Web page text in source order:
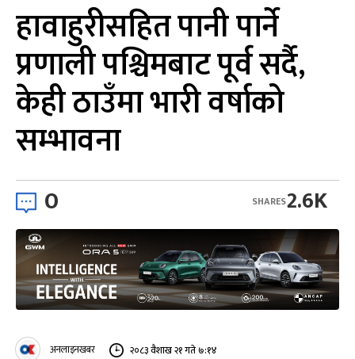
हावाहुरीसहित पानी पार्ने
प्रणाली पश्चिमबाट पूर्व सर्दै,
केही ठाउँमा भारी वर्षाको
सम्भावना
0 2.6K
SHARES
अनलाइनखबर २०८३ वैशाख २१ गते ७:१४